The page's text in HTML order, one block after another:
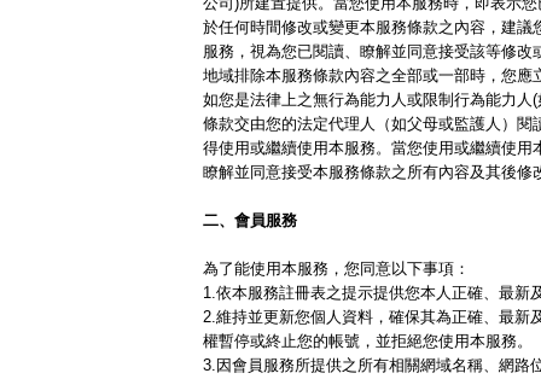
於任何時間修改或變更本服務條款之內容，建
服務，視為您已閱讀、瞭解並同意接受該等修
地域排除本服務條款內容之全部或一部時，您應
如您是法律上之無行為能力人或限制行為能力
條款交由您的法定代理人（如父母或監護人）
得使用或繼續使用本服務。當您使用或繼續使
瞭解並同意接受本服務條款之所有內容及其後修
二、會員服務
為了能使用本服務，您同意以下事項：
1.依本服務註冊表之提示提供您本人正確、最新
2.維持並更新您個人資料，確保其為正確、最新
權暫停或終止您的帳號，並拒絕您使用本服務。
3.因會員服務所提供之所有相關網域名稱、網路